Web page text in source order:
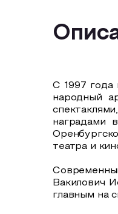
С 1997 года
народный
наградами
театра и
Вакилович
главным на